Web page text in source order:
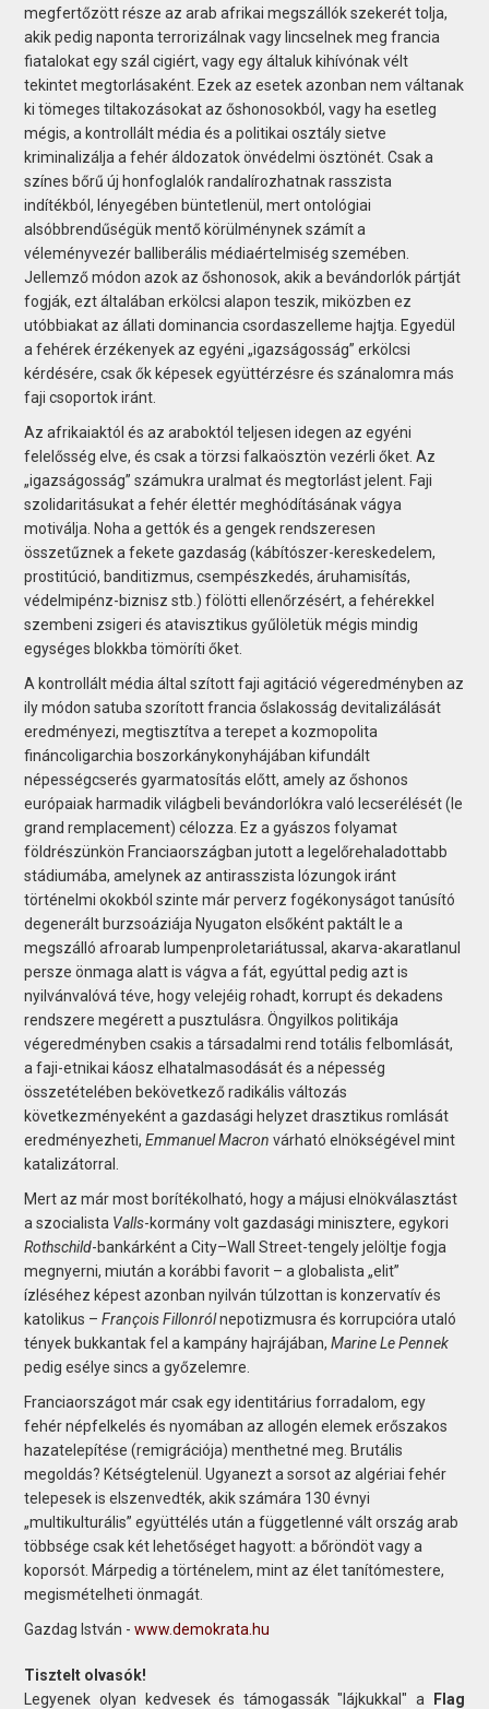
megfertőzött része az arab afrikai megszállók szekerét tolja,
akik pedig naponta terrorizálnak vagy lincselnek meg francia
fiatalokat egy szál cigiért, vagy egy általuk kihívónak vélt
tekintet megtorlásaként. Ezek az esetek azonban nem váltanak
ki tömeges tiltakozásokat az őshonosokból, vagy ha esetleg
mégis, a kontrollált média és a politikai osztály sietve
kriminalizálja a fehér áldozatok önvédelmi ösztönét. Csak a
színes bőrű új honfoglalók randalírozhatnak rasszista
indítékból, lényegében büntetlenül, mert ontológiai
alsóbbrendűségük mentő körülménynek számít a
véleményvezér balliberális médiaértelmiség szemében.
Jellemző módon azok az őshonosok, akik a bevándorlók pártját
fogják, ezt általában erkölcsi alapon teszik, miközben ez
utóbbiakat az állati dominancia csordaszelleme hajtja. Egyedül
a fehérek érzékenyek az egyéni „igazságosság” erkölcsi
kérdésére, csak ők képesek együttérzésre és szánalomra más
faji csoportok iránt.
Az afrikaiaktól és az araboktól teljesen idegen az egyéni
felelősség elve, és csak a törzsi falkaösztön vezérli őket. Az
„igazságosság” számukra uralmat és megtorlást jelent. Faji
szolidaritásukat a fehér élettér meghódításának vágya
motiválja. Noha a gettók és a gengek rendszeresen
összetűznek a fekete gazdaság (kábítószer-kereskedelem,
prostitúció, banditizmus, csempészkedés, áruhamisítás,
védelmipénz-biznisz stb.) fölötti ellen­őrzésért, a fehérekkel
szembeni zsigeri és atavisztikus gyűlöletük mégis mindig
egységes blokkba tömöríti őket.
A kontrollált média által szított faji agitáció végeredményben az
ily módon satuba szorított francia őslakosság devitalizálását
eredményezi, megtisztítva a terepet a kozmopolita
fináncoligarchia boszorkánykonyhájában kifundált
népességcserés gyarmatosítás előtt, amely az őshonos
európaiak harmadik világbeli bevándorlókra való lecserélését (le
grand remplacement) célozza. Ez a gyászos folyamat
földrészünkön Franciaországban jutott a legelőrehaladottabb
stádiumába, amelynek az antirasszista lózungok iránt
történelmi okokból szinte már perverz fogékonyságot tanúsító
degenerált burzsoáziája Nyugaton elsőként paktált le a
megszálló afroarab lumpenproletariátussal, akarva-akaratlanul
persze önmaga alatt is vágva a fát, egyúttal pedig azt is
nyilvánvalóvá téve, hogy velejéig rohadt, korrupt és dekadens
rendszere megérett a pusztulásra. Öngyilkos politikája
végeredményben csakis a társadalmi rend totális felbomlását,
a faji-etnikai káosz elhatalmasodását és a népesség
összetételében bekövetkező radikális változás
következményeként a gazdasági helyzet drasztikus romlását
eredményezheti,Emmanuel Macronvárható elnökségével mint
katalizátorral.
Mert az már most borítékolható, hogy a májusi elnökválasztást
a szocialista Valls-kormány volt gazdasági minisztere, egykori
Rothschild-bankárként a City–Wall Street-tengely jelöltje fogja
megnyerni, miután a korábbi favorit – a globalista „elit”
ízléséhez képest azonban nyilván túlzottan is konzervatív és
katolikus –François Fillonrólnepotizmusra és korrupcióra utaló
tények bukkantak fel a kampány hajrájában,Marine Le Pennek
pedig esélye sincs a győzelemre.
Franciaországot már csak egy identitárius forradalom, egy
fehér népfelkelés és nyomában az allogén elemek erőszakos
hazatelepítése (remigrációja) menthetné meg. Brutális
megoldás? Kétségtelenül. Ugyanezt a sorsot az algériai fehér
telepesek is elszenvedték, akik számára 130 évnyi
„multikulturális” együttélés után a függetlenné vált ország arab
többsége csak két lehetőséget hagyott: a bőröndöt vagy a
koporsót. Márpedig a történelem, mint az élet tanítómestere,
megismételheti önmagát.
Gazdag István -www.demokrata.hu
Tisztelt olvasók!
Legyenek olyan kedvesek és támogassák "lájkukkal" a
Flag